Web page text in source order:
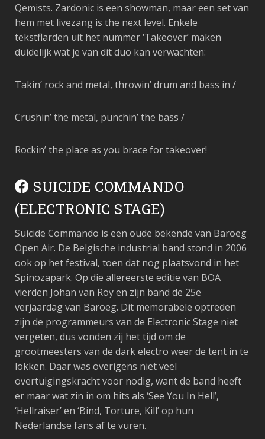
Qemists. Zardonic is een showman, maar een set van
hem met livezang is the next level. Enkele
tekstflarden uit het nummer ‘Takeover’ maken
duidelijk wat je van dit duo kan verwachten:
Takin’ rock and metal, throwin’ drum and bass in /
Crushin’ the metal, punchin’ the bass /
Rockin’ the place as you brace for takeover!
SUICIDE COMMANDO
(ELECTRONIC STAGE)
Suicide Commando is een oude bekende van Baroeg
Open Air. De Belgische industrial band stond in 2006
ook op het festival, toen dat nog plaatsvond in het
Spinozapark. Op die allereerste editie van BOA
vierden Johan van Roy en zijn band de 25e
verjaardag van Baroeg. Dit memorabele optreden
zijn de programmeurs van de Electronic Stage niet
vergeten, dus vonden zij het tijd om de
grootmeesters van de dark electro weer de tent in te
lokken. Daar was overigens niet veel
overtuigingskracht voor nodig, want de band heeft
er maar wat zin in om hits als ‘See You In Hell’,
‘Hellraiser’ en ‘Bind, Torture, Kill’ op hun
Nederlandse fans af te vuren.